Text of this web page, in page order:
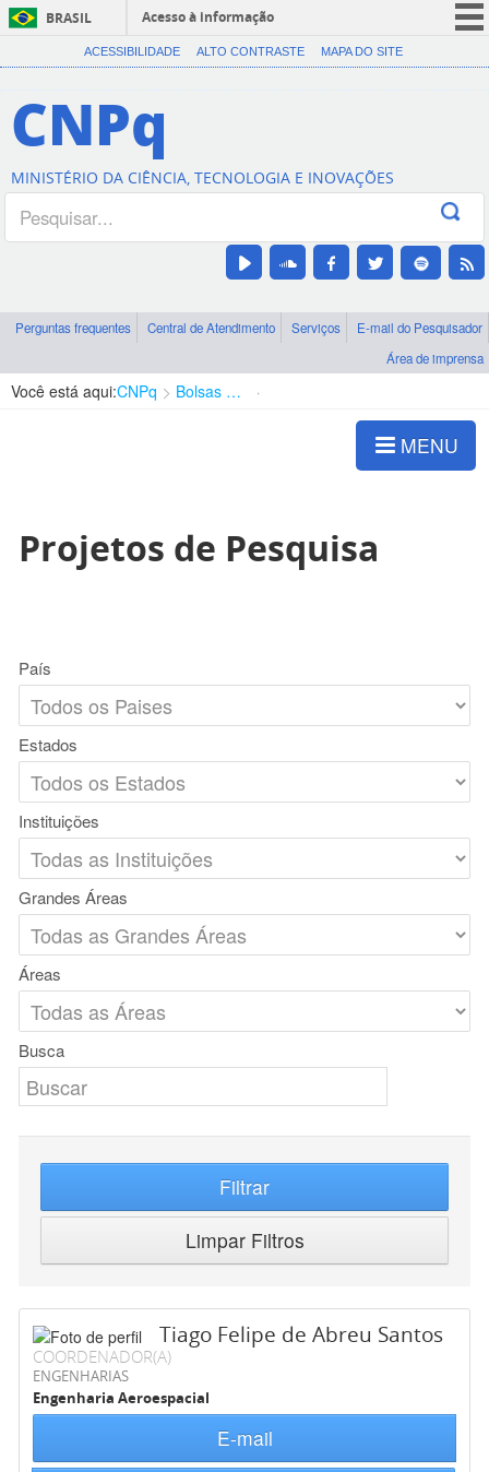
BRASIL
Acesso à informação
CORONAVÍRUS (COVID-19)
Canais
ACESSIBILIDADE ALTO CONTRASTE MAPA DO SITE
CNPq
MINISTÉRIO DA CIÊNCIA, TECNOLOGIA E INOVAÇÕES
Perguntas frequentes Central de Atendimento Serviços
E-mail do Pesquisador
Área de imprensa
Você está aqui:CNPq Bolsas e Auxílios Vigentes
MENU
Projetos de Pesquisa
País
Estados
Instituições
Grandes Áreas
Áreas
Busca
Filtrar
Limpar Filtros
Tiago Felipe de Abreu Santos
COORDENADOR(A)
ENGENHARIAS
Engenharia Aeroespacial
E-mail